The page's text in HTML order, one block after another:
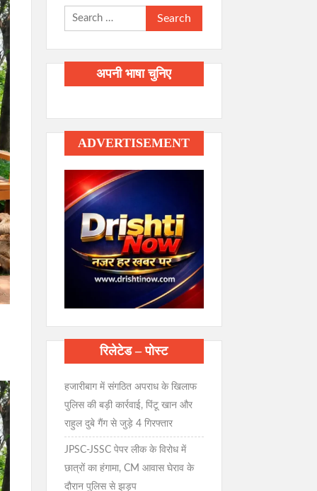
Search
for:
अपनी भाषा चुनिए
ADVERTISEMENT
रिलेटेड – पोस्ट
हजारीबाग में संगठित अपराध के खिलाफ
पुलिस की बड़ी कार्रवाई, पिंटू खान और
राहुल दुबे गैंग से जुड़े 4 गिरफ्तार
JPSC-JSSC पेपर लीक के विरोध में
छात्रों का हंगामा, CM आवास घेराव के
दौरान पुलिस से झड़प